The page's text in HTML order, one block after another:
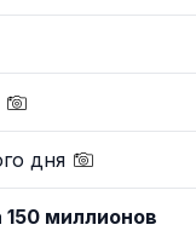
дня
150 миллионов